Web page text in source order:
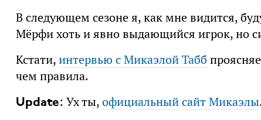
В следующем сезоне я, как мне видится,
Мёрфи хоть и явно выдающийся игрок, но
Кстати,интервью с Микаэлой Табб
чем правила.
Update: Ух ты,официальный сайт Микаэлы